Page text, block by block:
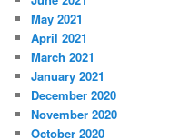
May 2021
April 2021
March 2021
January 2021
December 2020
November 2020
October 2020